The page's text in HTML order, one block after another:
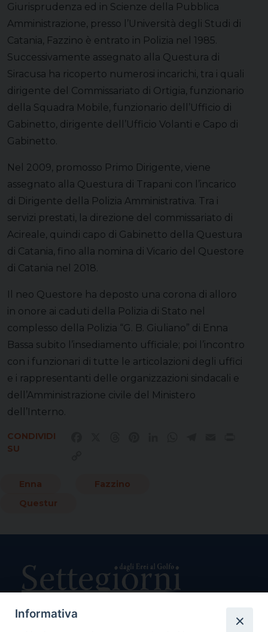
Giurisprudenza ed in Scienze della Pubblica
Amministrazione, presso l’Università degli Studi di
Catania, Fazzino è entrato in Polizia nel 1985.
Successivamente assegnato alla Questura di
Siracusa ha ricoperto numerosi incarichi, tra i quali
dirigente del Commissariato di Ortigia, funzionario
della Squadra Mobile, funzionario dell’Ufficio di
Gabinetto, dirigente dell’Ufficio Volanti e Capo di
Gabinetto.
Nel 2009, promosso Primo Dirigente, viene
assegnato alla Questura di Trapani con l’incarico
di Dirigente della Polizia Amministrativa. Tra i
servizi prestati, la direzione del commissariato di
Acireale, quindi capo di Gabinetto della Questura
di Catania, fino alla nomina di Vicario del Questore
di Catania nel 2018.
Il neo Questore ha deposto una corona di alloro
in onore ai caduti della Polizia di Stato nel
complesso della Polizia “G. B. Giuliano” di Enna
Bassa subito l’insediamento ufficiale; poi l’incontro
con i funzionari di tutte le articolazioni degli uffici
e i rappresentanti delle organizzazioni sindacali e
dell’Amministrazione civile del Ministero
dell’Interno.
CONDIVIDI
SU
Enna
Fazzino
Questur
Informativa